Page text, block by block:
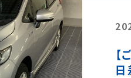
【
日